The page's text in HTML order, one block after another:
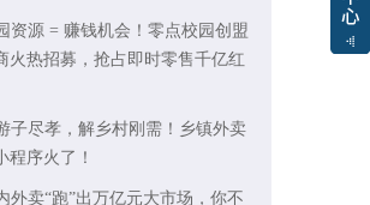
资源 = 赚钱机会！零点校园创盟
火热招募，抢占即时零售千亿红
子尽孝，解乡村刚需！乡镇外卖
程序火了！
外卖“跑”出万亿元大市场，你不